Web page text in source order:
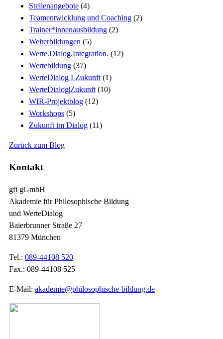
Stellenangebote (4)
Teamentwicklung und Coaching (2)
Trainer*innenausbildung (2)
Weiterbildungen (5)
Werte.Dialog.Integration. (12)
Wertebildung (37)
WerteDialog I Zukunft (1)
WerteDialog|Zukunft (10)
WIR-Projektblog (12)
Workshops (5)
Zukunft im Dialog (11)
Zurück zum Blog
Kontakt
gfi gGmbH
Akademie für Philosophische Bildung
und WerteDialog
Baierbrunner Straße 27
81379 München
Tel.: 089-44108 520
Fax.: 089-44108 525
E-Mail: akademie@philosophische-bildung.de